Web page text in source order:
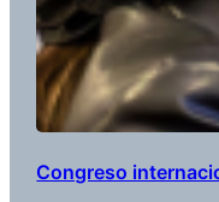
Congreso